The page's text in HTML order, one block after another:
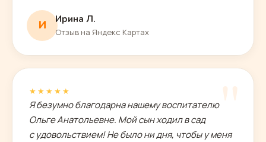
И Ирина Л.
Отзыв на Яндекс Картах
"
★★★★★
Я безумно благодарна нашему воспитателю
Ольге Анатольевне. Мой сын ходил в сад
с удовольствием! Не было ни дня, чтобы у меня